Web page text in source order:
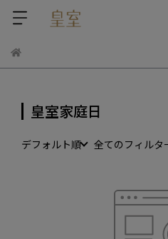
皇室家庭日
デフォルト順 全てのフィルタ